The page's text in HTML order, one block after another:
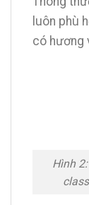
luôn phù
có hương
Hình